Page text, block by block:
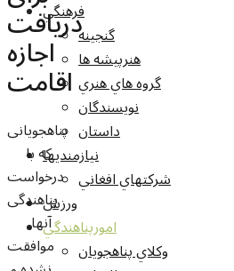
فرهنگي
گنجينه
هنرپيشه ها
گروه هاي هنري
نويسندگان
داستان
نيازمنديها
شرکتهاي افغاني
ورزش
امورپناهندگي
وکلاي پناهجويان
دریافت
اجازه
اقامت
پناهجویانی
که با
درخواست
پناهندگی
آنها
موافقت